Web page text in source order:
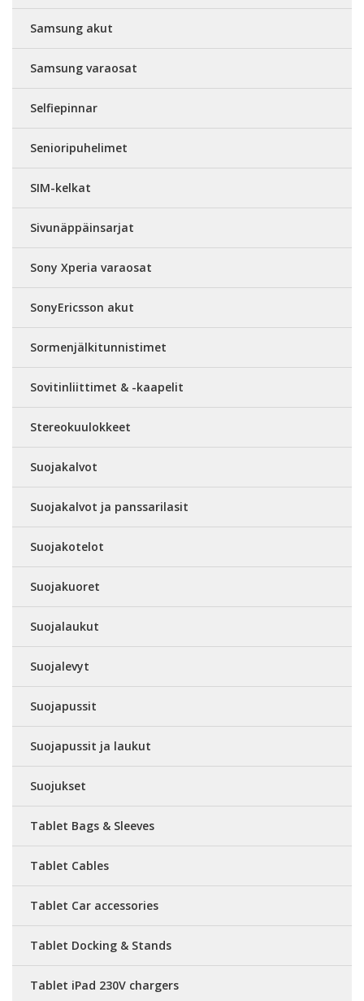
Samsung akut
Samsung varaosat
Selfiepinnar
Senioripuhelimet
SIM-kelkat
Sivunäppäinsarjat
Sony Xperia varaosat
SonyEricsson akut
Sormenjälkitunnistimet
Sovitinliittimet & -kaapelit
Stereokuulokkeet
Suojakalvot
Suojakalvot ja panssarilasit
Suojakotelot
Suojakuoret
Suojalaukut
Suojalevyt
Suojapussit
Suojapussit ja laukut
Suojukset
Tablet Bags & Sleeves
Tablet Cables
Tablet Car accessories
Tablet Docking & Stands
Tablet iPad 230V chargers